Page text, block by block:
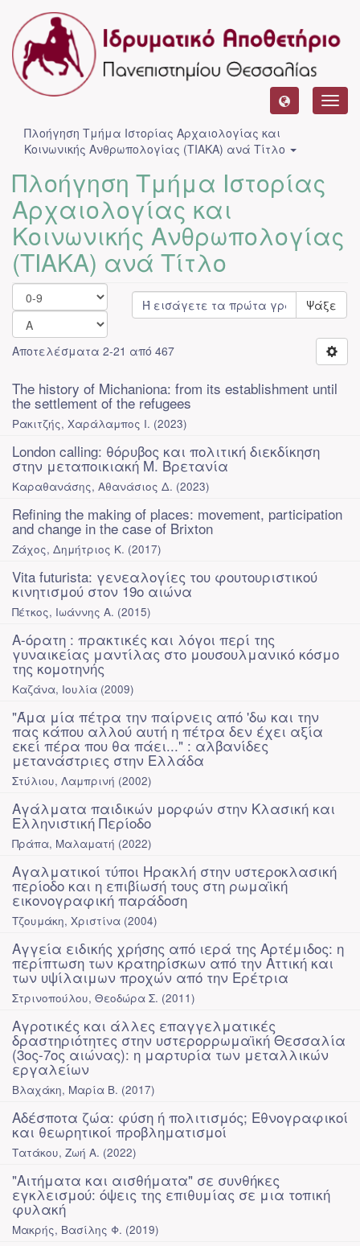
Πλοήγηση Τμήμα Ιστορίας Αρχαιολογίας και
Κοινωνικής Ανθρωπολογίας (ΤΙΑΚΑ) ανά Τίτλο
Πλοήγηση Τμήμα Ιστορίας
Αρχαιολογίας και
Κοινωνικής Ανθρωπολογίας
(ΤΙΑΚΑ) ανά Τίτλο
Ψάξε
Αποτελέσματα 2-21 από 467
The history of Michaniona: from its establishment until
the settlement of the refugees
Ρακιτζής, Χαράλαμπος Ι. (2023)
London calling: θόρυβος και πολιτική διεκδίκηση
στην μεταποικιακή Μ. Βρετανία
Καραθανάσης, Αθανάσιος Δ. (2023)
Refining the making of places: movement, participation
and change in the case of Brixton
Ζάχος, Δημήτριος Κ. (2017)
Vita futurista: γενεαλογίες του φουτουριστικού
κινητισμού στον 19ο αιώνα
Πέτκος, Ιωάννης Α. (2015)
Α-όρατη : πρακτικές και λόγοι περί της
γυναικείας μαντίλας στο μουσουλμανικό κόσμο
της κομοτηνής
Καζάνα, Ιουλία (2009)
"Άμα μία πέτρα την παίρνεις από 'δω και την
πας κάπου αλλού αυτή η πέτρα δεν έχει αξία
εκεί πέρα που θα πάει..." : αλβανίδες
μετανάστριες στην Ελλάδα
Στύλιου, Λαμπρινή (2002)
Αγάλματα παιδικών μορφών στην Κλασική και
Ελληνιστική Περίοδο
Πράπα, Μαλαματή (2022)
Αγαλματικοί τύποι Ηρακλή στην υστεροκλασική
περίοδο και η επιβίωσή τους στη ρωμαϊκή
εικονογραφική παράδοση
Τζουμάκη, Χριστίνα (2004)
Αγγεία ειδικής χρήσης από ιερά της Αρτέμιδος: η
περίπτωση των κρατηρίσκων από την Αττική και
των υψίλαιμων προχών από την Ερέτρια
Στρινοπούλου, Θεοδώρα Σ. (2011)
Αγροτικές και άλλες επαγγελματικές
δραστηριότητες στην υστερορρωμαϊκή Θεσσαλία
(3ος-7ος αιώνας): η μαρτυρία των μεταλλικών
εργαλείων
Βλαχάκη, Μαρία Β. (2017)
Αδέσποτα ζώα: φύση ή πολιτισμός; Εθνογραφικοί
και θεωρητικοί προβληματισμοί
Τατάκου, Ζωή Α. (2022)
"Αιτήματα και αισθήματα" σε συνθήκες
εγκλεισμού: όψεις της επιθυμίας σε μια τοπική
φυλακή
Μακρής, Βασίλης Φ. (2019)